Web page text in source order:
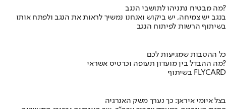
מה מבטיח נתניהו לתושבי הנגב?
בנגב יש צמיחה, יש ביקוש ואנחנו נמשיך לראות את הנגב ולפתח אותו
בשיתוף הרשות לפיתוח הנגב
כל ההטבות שמגיעות לכם
מה ההבדל בין מועדון תעופה וכרטיס אשראי?
בשיתוף FLYCARD
בצל איומי איראן: כך נערך משק האנרגיה